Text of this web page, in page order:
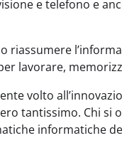
e telefono e
riassumere
lavorare,
volto
tantissimo. Chi
informatiche